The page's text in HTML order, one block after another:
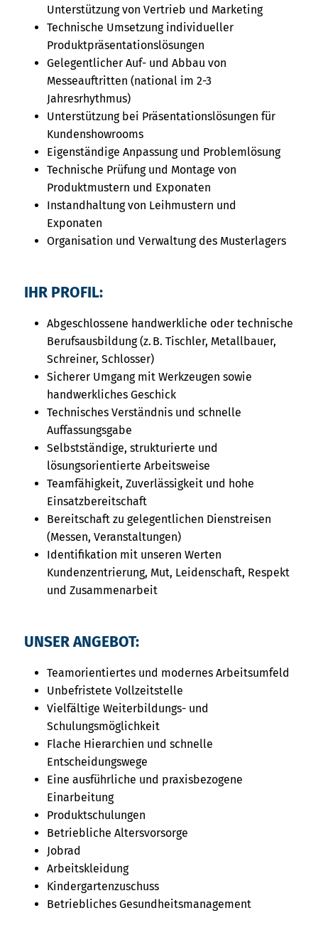
Unterstützung von Vertrieb und Marketing
Technische Umsetzung individueller
Produktpräsentationslösungen
Gelegentlicher Auf- und Abbau von
Messeauftritten (national im 2-3
Jahresrhythmus)
Unterstützung bei Präsentationslösungen für
Kundenshowrooms
Eigenständige Anpassung und Problemlösung
Technische Prüfung und Montage von
Produktmustern und Exponaten
Instandhaltung von Leihmustern und
Exponaten
Organisation und Verwaltung des Musterlagers
IHR PROFIL:
Abgeschlossene handwerkliche oder technische
Berufsausbildung (z. B. Tischler, Metallbauer,
Schreiner, Schlosser)
Sicherer Umgang mit Werkzeugen sowie
handwerkliches Geschick
Technisches Verständnis und schnelle
Auffassungsgabe
Selbstständige, strukturierte und
lösungsorientierte Arbeitsweise
Teamfähigkeit, Zuverlässigkeit und hohe
Einsatzbereitschaft
Bereitschaft zu gelegentlichen Dienstreisen
(Messen, Veranstaltungen)
Identifikation mit unseren Werten
Kundenzentrierung, Mut, Leidenschaft, Respekt
und Zusammenarbeit
UNSER ANGEBOT:
Teamorientiertes und modernes Arbeitsumfeld
Unbefristete Vollzeitstelle
Vielfältige Weiterbildungs- und
Schulungsmöglichkeit
Flache Hierarchien und schnelle
Entscheidungswege
Eine ausführliche und praxisbezogene
Einarbeitung
Produktschulungen
Betriebliche Altersvorsorge
Jobrad
Arbeitskleidung
Kindergartenzuschuss
Betriebliches Gesundheitsmanagement